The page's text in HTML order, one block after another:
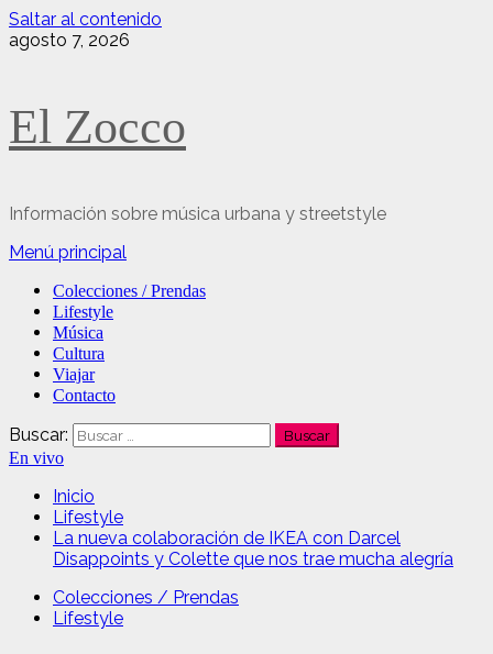
Saltar al contenido
agosto 7, 2026
El Zocco
Información sobre música urbana y streetstyle
Menú principal
Colecciones / Prendas
Lifestyle
Música
Cultura
Viajar
Contacto
Buscar:
En vivo
Inicio
Lifestyle
La nueva colaboración de IKEA con Darcel
Disappoints y Colette que nos trae mucha alegría
Colecciones / Prendas
Lifestyle